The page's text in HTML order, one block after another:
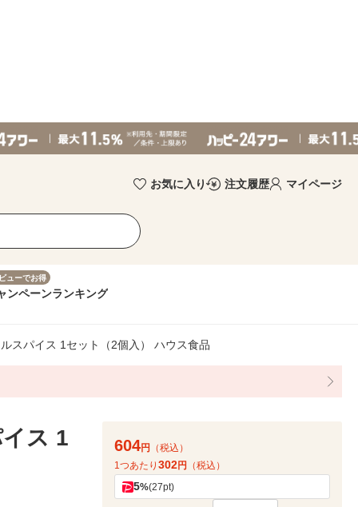
お気に入り 注文履歴 マイページ
ューでお得
ンペーンランキング
スパイス 1セット（2個入） ハウス食品
ス 1 604円
（税込）
1つあたり 302円 （税込）
5%(27pt)